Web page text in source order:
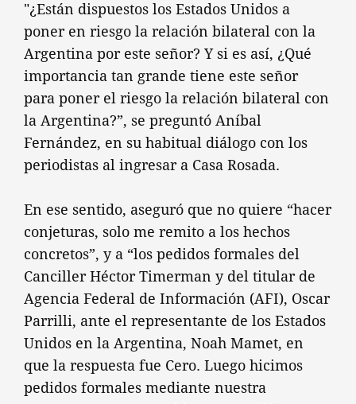
"¿Están dispuestos los Estados Unidos a
poner en riesgo la relación bilateral con la
Argentina por este señor? Y si es así, ¿Qué
importancia tan grande tiene este señor
para poner el riesgo la relación bilateral con
la Argentina?”, se preguntó Aníbal
Fernández, en su habitual diálogo con los
periodistas al ingresar a Casa Rosada.
En ese sentido, aseguró que no quiere “hacer
conjeturas, solo me remito a los hechos
concretos”, y a “los pedidos formales del
Canciller Héctor Timerman y del titular de
Agencia Federal de Información (AFI), Oscar
Parrilli, ante el representante de los Estados
Unidos en la Argentina, Noah Mamet, en
que la respuesta fue Cero. Luego hicimos
pedidos formales mediante nuestra